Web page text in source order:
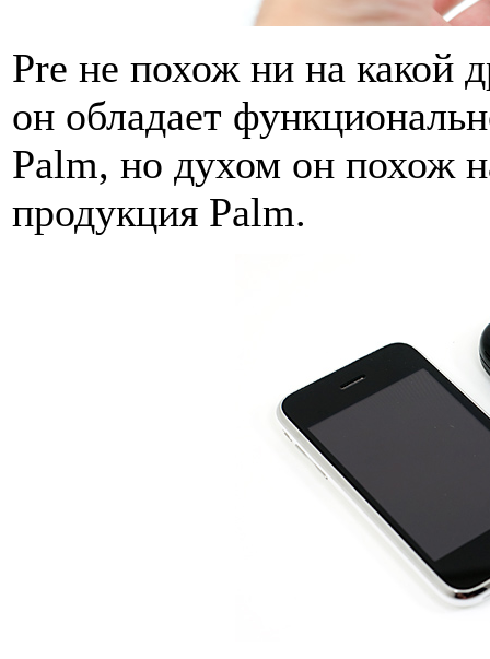
Pre не похож ни на какой
он обладает
Palm, но духом он похож
продукция Palm.